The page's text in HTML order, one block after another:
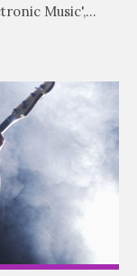
Music',